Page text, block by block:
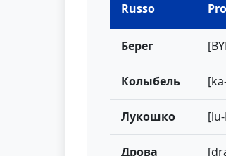
Russo
Берег
Колыбель
Лукошко
Дрова